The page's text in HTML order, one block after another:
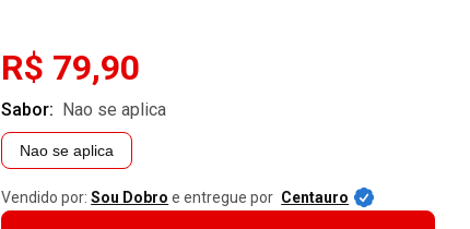
R$ 79,90
Sabor: nao se aplica
Nao se aplica
Vendido por: Sou Dobro e entregue por Centauro